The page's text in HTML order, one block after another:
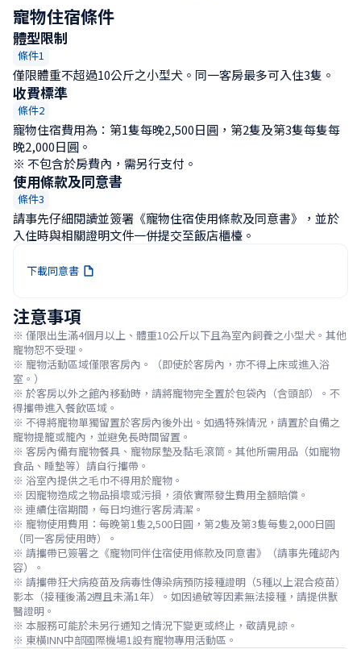
寵物住宿條件
體型限制
條件1
僅限體重不超過10公斤之小型犬。同一客房最多可入住3隻。
收費標準
條件2
寵物住宿費用為：第1隻每晚2,500日圓，第2隻及第3隻每隻每
晚2,000日圓。
※ 不包含於房費內，需另行支付。
使用條款及同意書
條件3
請事先仔細閱讀並簽署《寵物住宿使用條款及同意書》，並於
入住時與相關證明文件一併提交至飯店櫃檯。
下載同意書
注意事項
※ 僅限出生滿4個月以上、體重10公斤以下且為室內飼養之小型犬。其他
寵物恕不受理。
※ 寵物活動區域僅限客房內。（即使於客房內，亦不得上床或進入浴
室。）
※ 於客房以外之館內移動時，請將寵物完全置於包袋內（含頭部）。不
得攜帶進入餐飲區域。
※ 不得將寵物單獨留置於客房內後外出。如遇特殊情況，請置於自備之
寵物提籠或籠內，並避免長時間留置。
※ 客房內備有寵物餐具、寵物尿墊及黏毛滾筒。其他所需用品（如寵物
食品、睡墊等）請自行攜帶。
※ 浴室內提供之毛巾不得用於寵物。
※ 因寵物造成之物品損壞或污損，須依實際發生費用全額賠償。
※ 連續住宿期間，每日均進行客房清潔。
※ 寵物使用費用：每晚第1隻2,500日圓，第2隻及第3隻每隻2,000日圓
（同一客房使用時）。
※ 請攜帶已簽署之《寵物同伴住宿使用條款及同意書》（請事先確認內
容）。
※ 請攜帶狂犬病疫苗及病毒性傳染病預防接種證明（5種以上混合疫苗）
影本（接種後滿2週且未滿1年）。如因過敏等因素無法接種，請提供獸
醫證明。
※ 本服務可能於未另行通知之情況下變更或終止，敬請見諒。
※ 東橫INN中部國際機場1設有寵物專用活動區。